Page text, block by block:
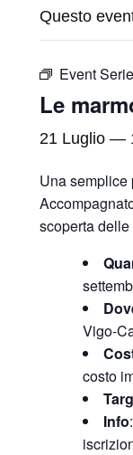
Questo
Event
Le
21 Luglio —
Una semplice
scoperta
Vigo-
costo
Info